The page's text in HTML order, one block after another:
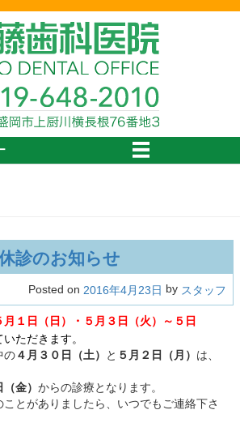
診のお知らせ
Posted on 2016年4月23日 by スタッフ
月１日（日）・５月３日（火）～５日
ただきます。
の４月３０日（土） と ５月２日（月） は、
金） からの診療となります。
とがありましたら、いつでもご連絡下さ